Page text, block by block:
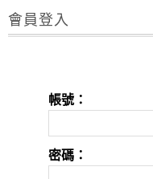
會員登入
帳號：
密碼：